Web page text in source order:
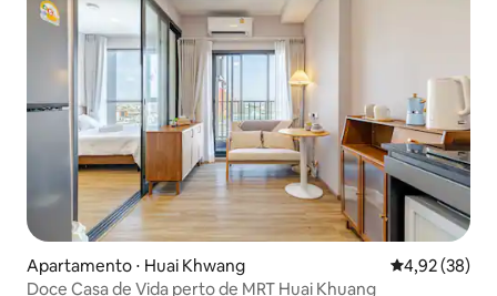
Apartamento ⋅ Huai Khwang 4,92 de uma
4,92 (38)
Doce Casa de Vida perto de MRT Huai Khuang